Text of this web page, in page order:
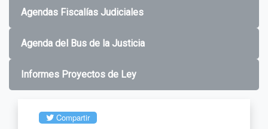
Agendas Fiscalías Judiciales
Agenda del Bus de la Justicia
Informes Proyectos de Ley
Compartir